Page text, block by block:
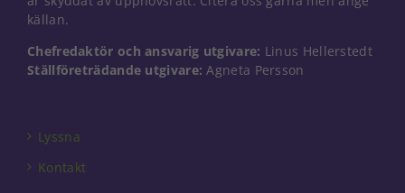
källan.
Chefredaktör och ansvarig utgivare: Linus Hellerstedt
Ställföreträdande utgivare: Agneta Persson
Lyssna
Kontakt